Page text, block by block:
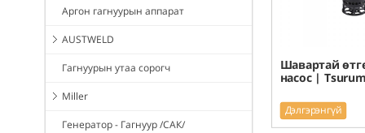
Аргон гагнуурын аппарат
AUSTWELD
Гагнуурын утаа сорогч
Miller
Генератор - Гагнуур /САК/
Шавартай
насос |
Дэлгэрэнгүй